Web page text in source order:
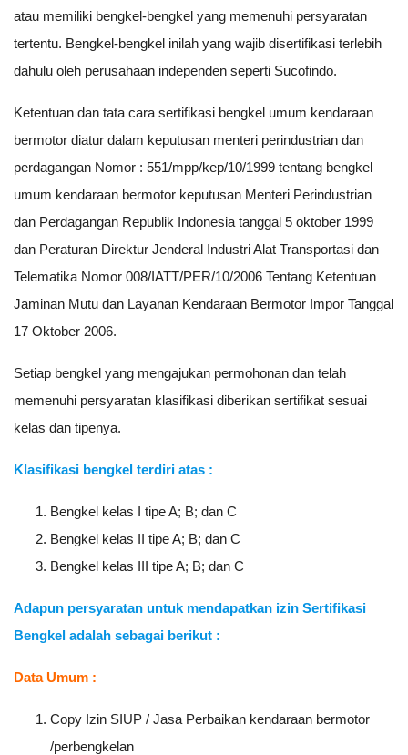
atau memiliki bengkel-bengkel yang memenuhi persyaratan
tertentu. Bengkel-bengkel inilah yang wajib disertifikasi terlebih
dahulu oleh perusahaan independen seperti Sucofindo.
Ketentuan dan tata cara sertifikasi bengkel umum kendaraan
bermotor diatur dalam keputusan menteri perindustrian dan
perdagangan Nomor : 551/mpp/kep/10/1999 tentang bengkel
umum kendaraan bermotor keputusan Menteri Perindustrian
dan Perdagangan Republik Indonesia tanggal 5 oktober 1999
dan Peraturan Direktur Jenderal Industri Alat Transportasi dan
Telematika Nomor 008/IATT/PER/10/2006 Tentang Ketentuan
Jaminan Mutu dan Layanan Kendaraan Bermotor Impor Tanggal
17 Oktober 2006.
Setiap bengkel yang mengajukan permohonan dan telah
memenuhi persyaratan klasifikasi diberikan sertifikat sesuai
kelas dan tipenya.
Klasifikasi bengkel terdiri atas :
Bengkel kelas I tipe A; B; dan C
Bengkel kelas II tipe A; B; dan C
Bengkel kelas III tipe A; B; dan C
Adapun persyaratan untuk mendapatkan izin Sertifikasi
Bengkel adalah sebagai berikut :
Data Umum :
Copy Izin SIUP / Jasa Perbaikan kendaraan bermotor
/perbengkelan